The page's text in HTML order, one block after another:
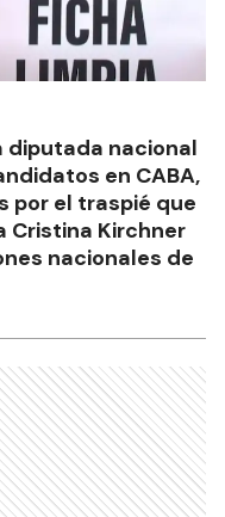
diputada nacional
en CABA,
por el traspié que
Cristina Kirchner
nacionales de